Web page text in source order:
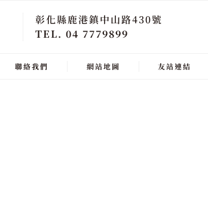
彰化縣鹿港鎮中山路430號
TEL. 04 7779899
聯絡我們 網站地圖 友站連結